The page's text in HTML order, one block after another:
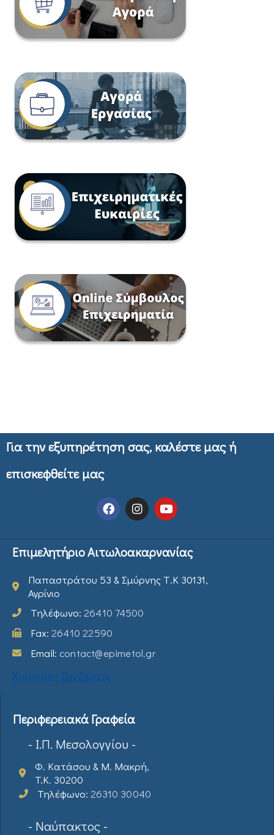
Για την εξυπηρέτηση σας, καλέστε μας ή
επισκεφθείτε μας
Επιμελητήριο Αιτωλοακαρνανίας
Παπαστράτου 53 & Σμύρνης Τ.Κ 30131,
Αγρίνιο
Τηλέφωνο: 26410 74500
Fax: 26410 22590
Email: contact@epimetol.gr
Χρήσιμες Συνδέσεις
Περιφερειακά Γραφεία
- Ι.Π. Μεσολογγίου -
Φ. Κατάσου & Μ. Μακρή,
T.K. 30200
Τηλέφωνο: 26310 30040
- Ναύπακτος -